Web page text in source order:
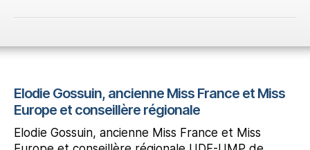
Elodie Gossuin, ancienne Miss France et Miss
Europe et conseillère régionale
Elodie Gossuin, ancienne Miss France et Miss